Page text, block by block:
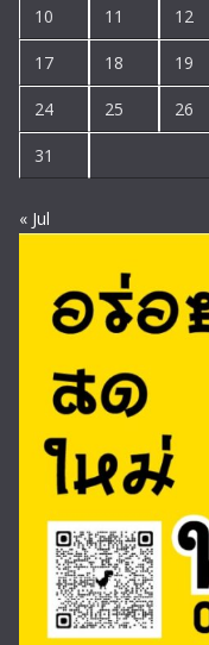
10 11 12
17 18 19
24 25 26
31
« Jul